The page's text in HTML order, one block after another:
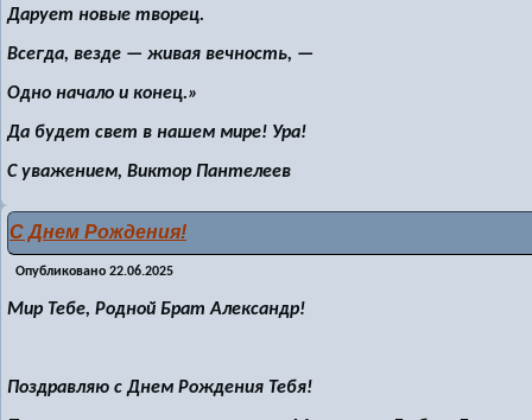
Дарует новые творец.
Всегда, везде — живая вечность, —
Одно начало и конец.»
Да будет свет в нашем мире! Ура!
С уважением, Виктор Пантелеев
С Днем Рождения!
Опубликовано 22.06.2025
Мир Тебе, Родной Брат Александр!
Поздравляю с Днем Рождения Тебя!